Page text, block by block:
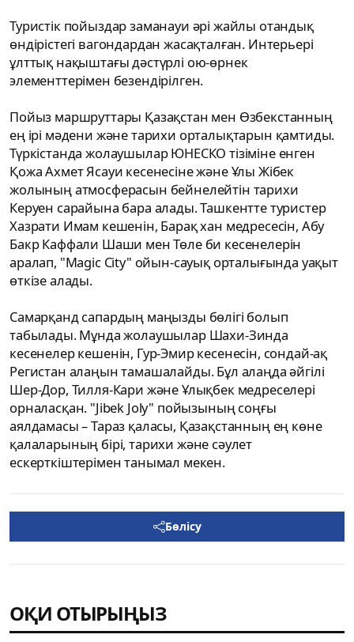
Туристік пойыздар заманауи әрі жайлы отандық
өндірістегі вагондардан жасақталған. Интерьері
ұлттық нақыштағы дәстүрлі ою-өрнек
элементтерімен безендірілген.
Пойыз маршруттары Қазақстан мен Өзбекстанның
ең ірі мәдени және тарихи орталықтарын қамтиды.
Түркістанда жолаушылар ЮНЕСКО тізіміне енген
Қожа Ахмет Ясауи кесенесіне және Ұлы Жібек
жолының атмосферасын бейнелейтін тарихи
Керуен сарайына бара алады. Ташкентте туристер
Хазрати Имам кешенін, Барақ хан медресесін, Абу
Бакр Каффали Шаши мен Төле би кесенелерін
аралап, "Magic City" ойын-сауық орталығында уақыт
өткізе алады.
Самарқанд сапардың маңызды бөлігі болып
табылады. Мұнда жолаушылар Шахи-Зинда
кесенелер кешенін, Гур-Эмир кесенесін, сондай-ақ
Регистан алаңын тамашалайды. Бұл алаңда әйгілі
Шер-Дор, Тилля-Кари және Ұлықбек медреселері
орналасқан. "Jibek Joly" пойызының соңғы
аялдамасы – Тараз қаласы, Қазақстанның ең көне
қалаларының бірі, тарихи және сәулет
ескерткіштерімен танымал мекен.
Бөлісу
ОҚИ ОТЫРЫҢЫЗ